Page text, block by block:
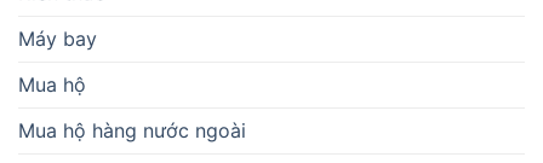
Máy bay
Mua hộ
Mua hộ hàng nước ngoài